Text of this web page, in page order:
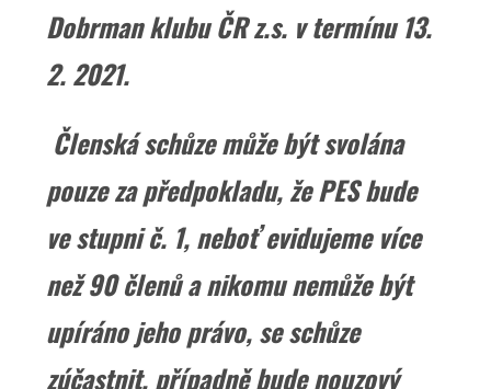
Dobrman klubu ČR z.s. v termínu 13.
2. 2021.
Členská schůze může být svolána
pouze za předpokladu, že PES bude
ve stupni č. 1, neboť evidujeme více
než 90 členů a nikomu nemůže být
upíráno jeho právo, se schůze
zúčastnit, případně bude nouzový